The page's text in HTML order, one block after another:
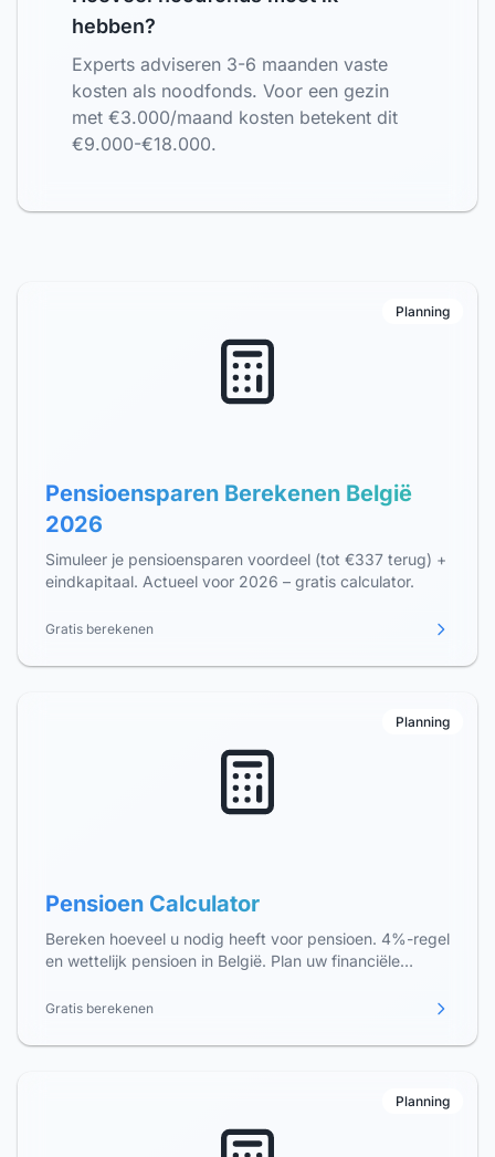
hebben?
Experts adviseren 3-6 maanden vaste
kosten als noodfonds. Voor een gezin
met €3.000/maand kosten betekent dit
€9.000-€18.000.
Planning
Pensioensparen Berekenen België
2026
Simuleer je pensioensparen voordeel (tot €337 terug) +
eindkapitaal. Actueel voor 2026 – gratis calculator.
Gratis berekenen
Planning
Pensioen Calculator
Bereken hoeveel u nodig heeft voor pensioen. 4%-regel
en wettelijk pensioen in België. Plan uw financiële
Gratis berekenen
Planning